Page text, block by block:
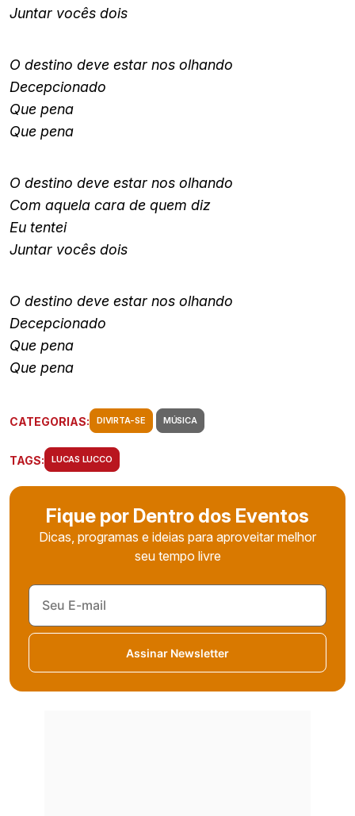
Juntar vocês dois
O destino deve estar nos olhando
Decepcionado
Que pena
Que pena
O destino deve estar nos olhando
Com aquela cara de quem diz
Eu tentei
Juntar vocês dois
O destino deve estar nos olhando
Decepcionado
Que pena
Que pena
CATEGORIAS: DIVIRTA-SE MÚSICA
TAGS: LUCAS LUCCO
Fique por Dentro dos Eventos
Dicas, programas e ideias para aproveitar melhor
seu tempo livre
Assinar Newsletter